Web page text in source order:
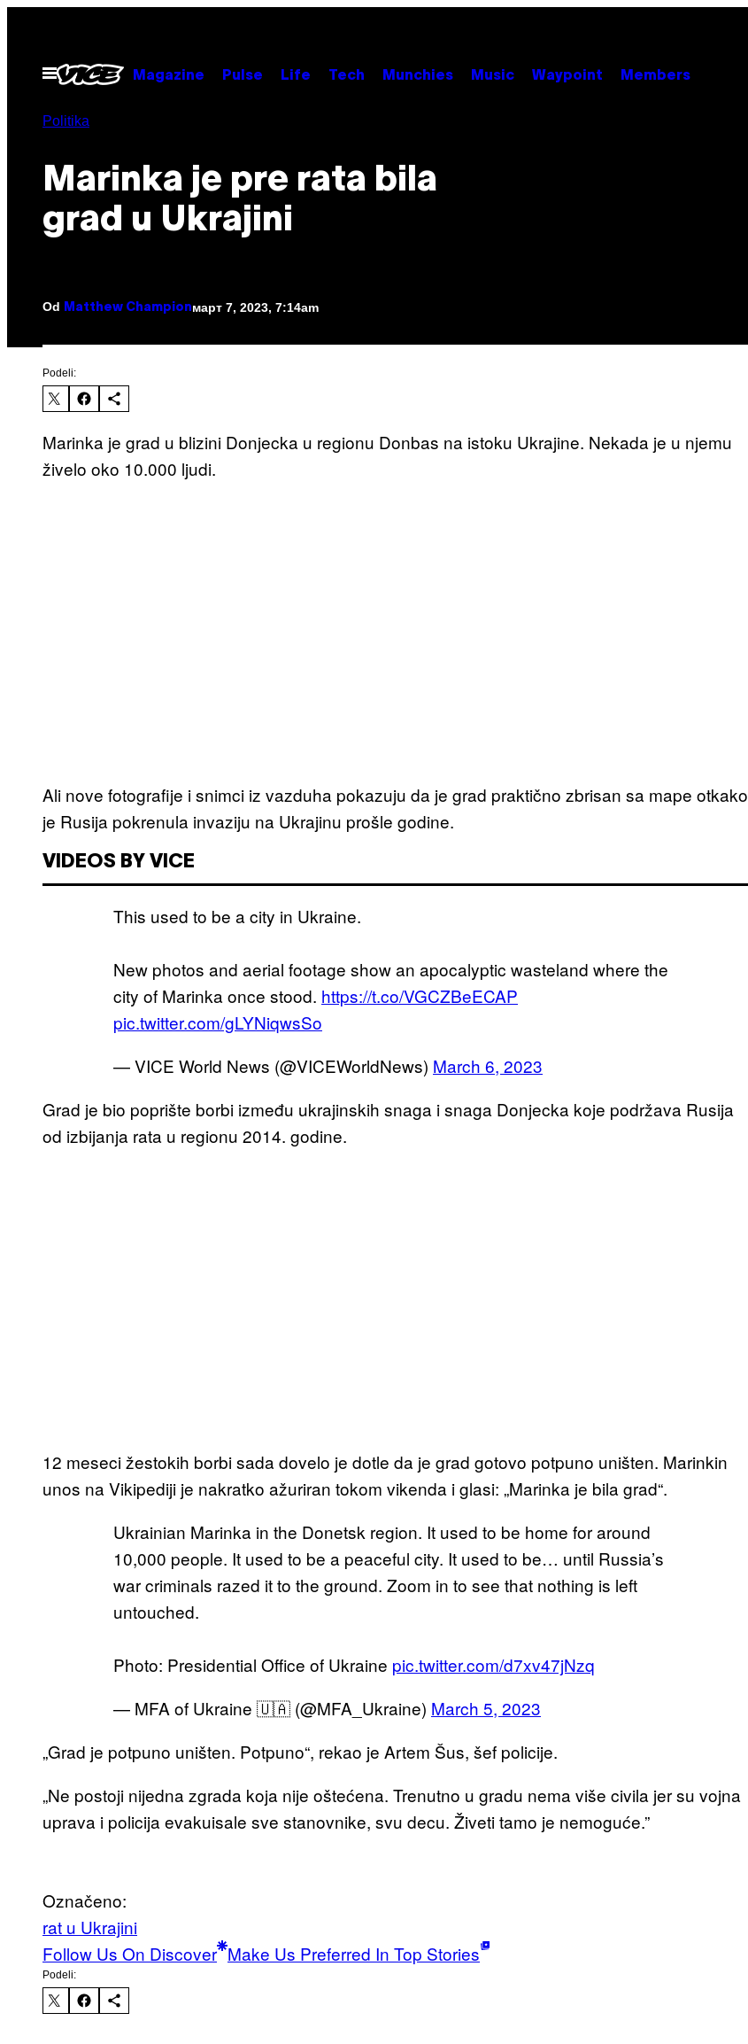
садржај
Otvori
Meni
Magazine Pulse Life Tech Munchies Music Waypoint Members
Politika
Marinka je pre rata bila
grad u Ukrajini
Od Matthew Championмарт 7, 2023, 7:14am
Podeli:
Marinka je grad u blizini Donjecka u regionu Donbas na istoku Ukrajine. Nekada je u njemu
živelo oko 10.000 ljudi.
Ali nove fotografije i snimci iz vazduha pokazuju da je grad praktično zbrisan sa mape otkako
je Rusija pokrenula invaziju na Ukrajinu prošle godine.
VIDEOS BY VICE
This used to be a city in Ukraine.
New photos and aerial footage show an apocalyptic wasteland where the
city of Marinka once stood. https://t.co/VGCZBeECAP
pic.twitter.com/gLYNiqwsSo
— VICE World News (@VICEWorldNews) March 6, 2023
Grad je bio poprište borbi između ukrajinskih snaga i snaga Donjecka koje podržava Rusija
od izbijanja rata u regionu 2014. godine.
12 meseci žestokih borbi sada dovelo je dotle da je grad gotovo potpuno uništen. Marinkin
unos na Vikipediji je nakratko ažuriran tokom vikenda i glasi: „Marinka je bila grad“.
Ukrainian Marinka in the Donetsk region. It used to be home for around
10,000 people. It used to be a peaceful city. It used to be… until Russia’s
war criminals razed it to the ground. Zoom in to see that nothing is left
untouched.
Photo: Presidential Office of Ukraine pic.twitter.com/d7xv47jNzq
— MFA of Ukraine 🇺🇦 (@MFA_Ukraine) March 5, 2023
„Grad je potpuno uništen. Potpuno“, rekao je Artem Šus, šef policije.
„Ne postoji nijedna zgrada koja nije oštećena. Trenutno u gradu nema više civila jer su vojna
uprava i policija evakuisale sve stanovnike, svu decu. Živeti tamo je nemoguće.”
Označeno:
rat u Ukrajini
Follow Us On Discover Make Us Preferred In Top Stories
Podeli: